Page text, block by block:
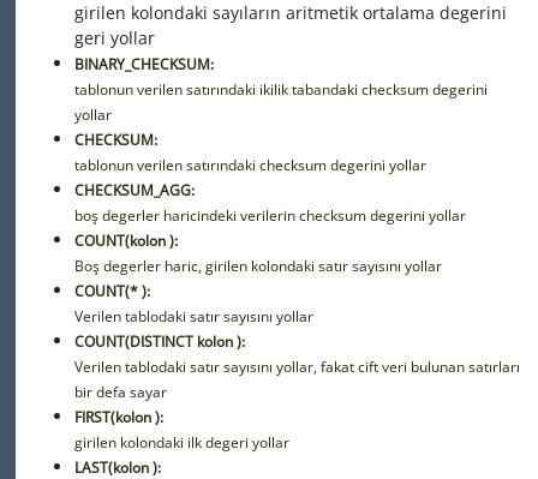
girilen kolondaki sayıların aritmetik ortalama degerini
geri yollar
BINARY_CHECKSUM:
tablonun verilen satırındaki ikilik tabandaki checksum degerini
yollar
CHECKSUM:
tablonun verilen satırındaki checksum degerini yollar
CHECKSUM_AGG:
boş degerler haricindeki verilerin checksum degerini yollar
COUNT(kolon ):
Boş degerler haric, girilen kolondaki satır sayısını yollar
COUNT(* ):
Verilen tablodaki satır sayısını yollar
COUNT(DISTINCT kolon ):
Verilen tablodaki satır sayısını yollar, fakat cift veri bulunan satırları
bir defa sayar
FIRST(kolon ):
girilen kolondaki ilk degeri yollar
LAST(kolon ):